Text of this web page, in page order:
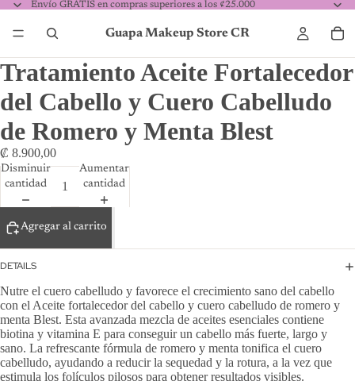
Envío GRATIS en compras superiores a los ¢25.000
Guapa Makeup Store CR
Reproducir
Tratamiento Aceite Fortalecedor
del Cabello y Cuero Cabelludo
de Romero y Menta Blest
₡ 8.900,00
Disminuir
cantidad
Aumentar
cantidad
Agregar al carrito
DETAILS
Nutre el cuero cabelludo y favorece el crecimiento sano del cabello
con el Aceite fortalecedor del cabello y cuero cabelludo de romero y
menta Blest. Esta avanzada mezcla de aceites esenciales contiene
biotina y vitamina E para conseguir un cabello más fuerte, largo y
sano. La refrescante fórmula de romero y menta tonifica el cuero
cabelludo, ayudando a reducir la sequedad y la rotura, a la vez que
estimula los folículos pilosos para obtener resultados visibles.